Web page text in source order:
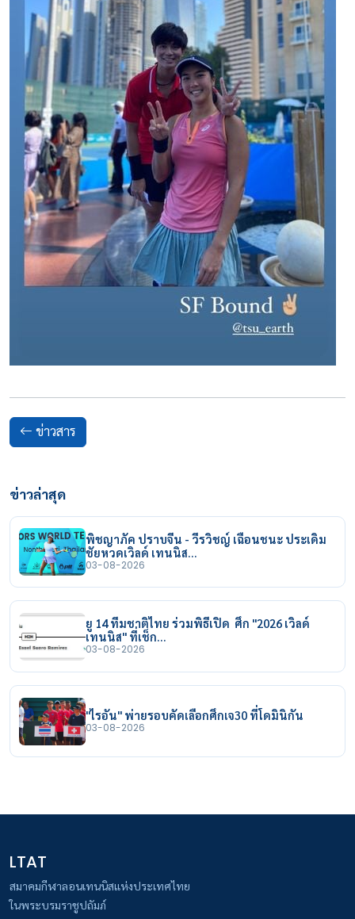
ข่าวสาร
ข่าวล่าสุด
พิชญาภัค ปราบจีน - วีรวิชญ์ เฉือนชนะ ประเดิม
ชัยหวดเวิลด์ เทนนิส…
03-08-2026
ยู 14 ทีมชาติไทย ร่วมพิธีเปิด ศึก "2026 เวิลด์
เทนนิส" ที่เช็ก…
03-08-2026
"ไรอัน" พ่ายรอบคัดเลือกศึกเจ30 ที่โดมินิกัน
03-08-2026
LTAT
สมาคมกีฬาลอนเทนนิสแห่งประเทศไทย
ในพระบรมราชูปถัมภ์